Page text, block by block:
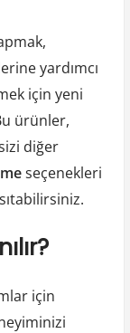
yardımcı
için yeni
ürünler,
diğer
seçenekleri
için